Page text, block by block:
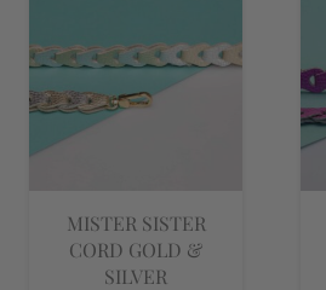
MISTER SISTER
CORD GOLD &
SILVER